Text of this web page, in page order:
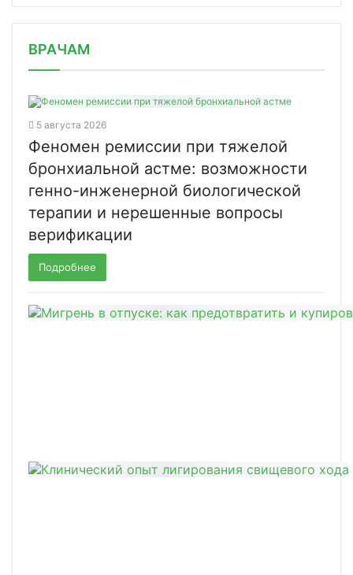
ВРАЧАМ
5 августа 2026
Феномен ремиссии при тяжелой
бронхиальной астме: возможности
генно-инженерной биологической
терапии и нерешенные вопросы
верификации
Подробнее